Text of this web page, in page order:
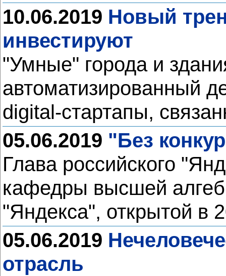
10.06.2019 Новый
инвестируют
"Умные" города и
автоматизированный
digital-стартапы,
05.06.2019 "Без
Глава российского
кафедры высшей
"Яндекса", открытой в
05.06.2019
отрасль